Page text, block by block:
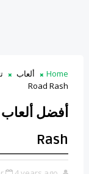
Home ألعاب
Road Rash
Rash